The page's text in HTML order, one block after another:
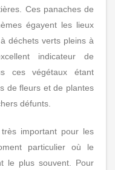
Ces panaches de
égayent les lieux
déchets verts pleins à
indicateur de
ces végétaux étant
de fleurs et de plantes
défunts.
important pour les
particulier où le
le plus souvent. Pour